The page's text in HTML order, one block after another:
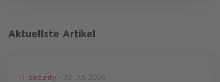
Aktuellste Artikel
IT Security - 29. Juli 2026